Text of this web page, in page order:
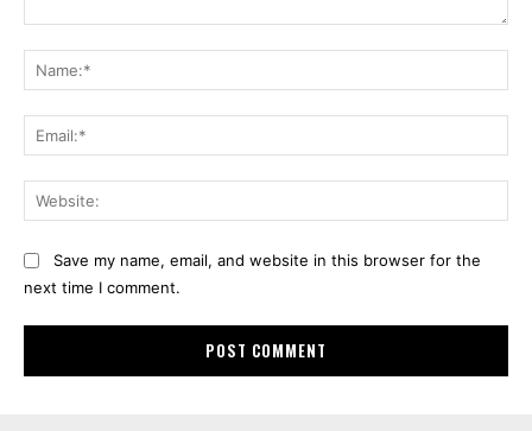
Save my name, email, and website in this browser for the
next time I comment.